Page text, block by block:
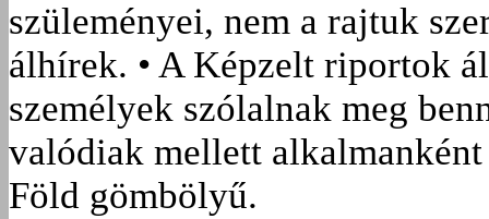
szüleményei, nem a rajtuk
álhírek. • A Képzelt riportok
személyek szólalnak meg
valódiak mellett
Föld gömbölyű.